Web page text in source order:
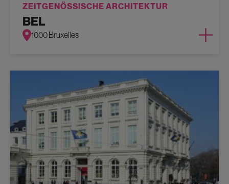
ZEITGENÖSSISCHE ARCHITEKTUR
BEL
1000 Bruxelles